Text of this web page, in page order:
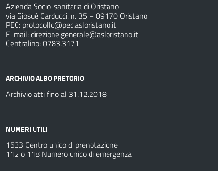
Azienda Socio-sanitaria di Oristano
via Giosuè Carducci, n. 35 – 09170 Oristano
PEC: protocollo@pec.asloristano.it
E-mail:direzione.generale@asloristano.it
Centralino: 0783.3171
ARCHIVIO ALBO PRETORIO
Archivio atti fino al 31.12.2018
NUMERI UTILI
1533 Centro unico di prenotazione
112 o 118 Numero unico di emergenza